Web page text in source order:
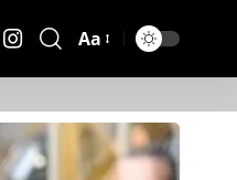
Μέγεθος
Γραμματοσειράς
Aa